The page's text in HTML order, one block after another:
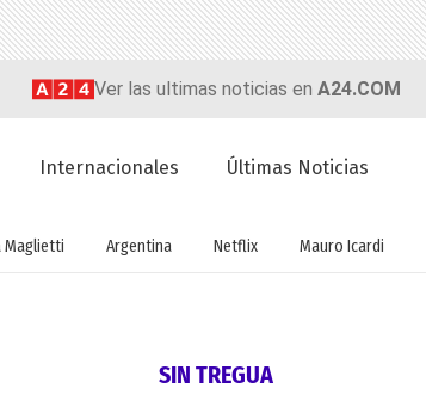
Ver las ultimas noticias en A24.COM
Internacionales Últimas Noticias
Maglietti Argentina Netflix Mauro Icardi
SIN TREGUA